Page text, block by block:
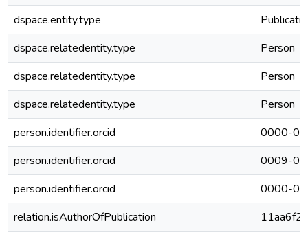
dspace.entity.type
dspace.relatedentity.type
Person
dspace.relatedentity.type
Person
dspace.relatedentity.type
Person
person.identifier.orcid
0000-
person.identifier.orcid
0009-
person.identifier.orcid
0000-
relation.isAuthorOfPublication